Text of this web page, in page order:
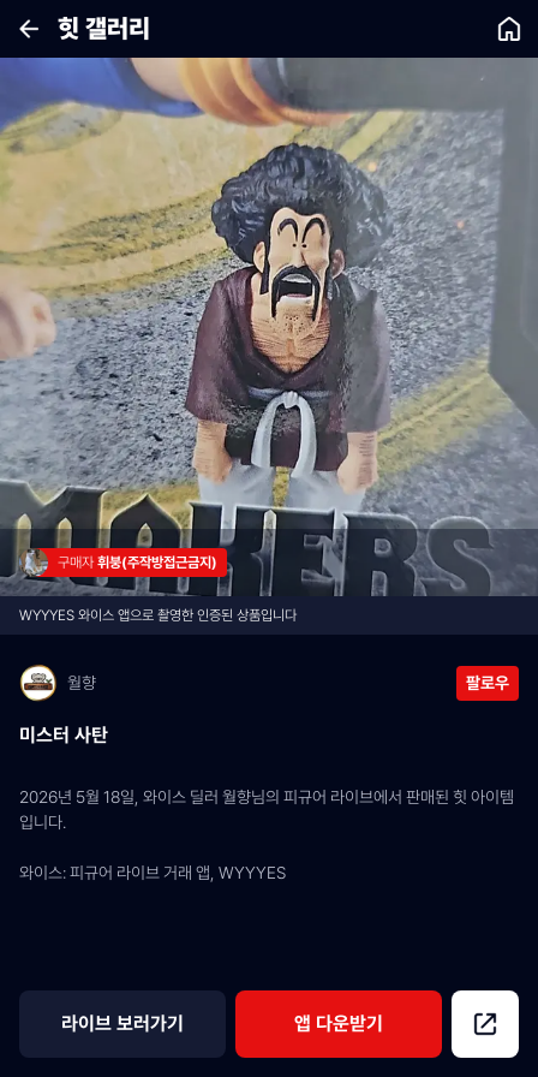
힛 갤러리
구매자 휘붕(주작방접근금지)
WYYYES 와이스 앱으로 촬영한 인증된 상품입니다
월향 팔로우
미스터 사탄
2026년 5월 18일, 와이스 딜러 월향님의 피규어 라이브에서 판매된 힛 아이템
입니다.
와이스: 피규어 라이브 거래 앱, WYYYES
라이브 보러가기 앱 다운받기